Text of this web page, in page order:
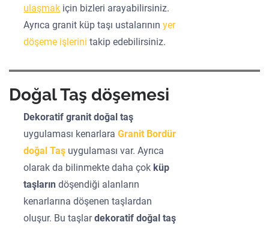
ulaşmak için bizleri arayabilirsiniz.
Ayrıca granit küp taşı ustalarının yer
döşeme işlerini takip edebilirsiniz.
Doğal Taş döşemesi
Dekoratif granit doğal taş
uygulaması kenarlaraGranit Bordür
doğal Taş uygulaması var. Ayrıca
olarak da bilinmekte daha çok küp
taşların döşendiği alanların
kenarlarına döşenen taşlardan
oluşur. Bu taşlardekoratif doğal taş